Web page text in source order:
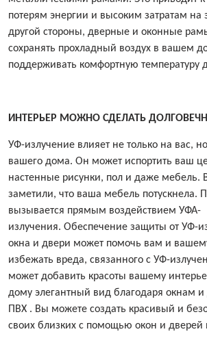
потерям энергии и высоким затратам на
другой стороны, дверные и оконные
сохранять прохладный воздух в вашем
поддерживать комфортную температуру
ИНТЕРЬЕР МОЖНО СДЕЛАТЬ
УФ-излучение влияет не только на вас,
вашего дома. Он может испортить ваш
настенные рисунки, пол и даже мебель.
заметили, что ваша мебель потускнела.
вызывается прямым воздействием УФА-
излучения. Обеспечение защиты от УФ-
окна и двери может помочь вам и
избежать вреда, связанного с УФ-
может добавить красоты вашему
дому элегантный вид благодаря окнам и
ПВХ . Вы можете создать красивый и
своих близких с помощью окон и дверей